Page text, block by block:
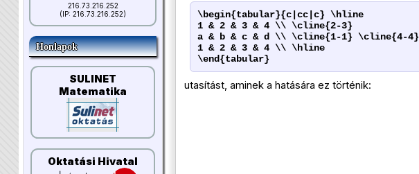
216.73.216.252
(IP: 216.73.216.252)
Honlapok
SULINET
Matematika
Oktatási Hivatal
\begin{tabular}{c|cc|c} \hline
1 & 2 & 3 & 4 \\ \cline{2-3}
a & b & c & d \\ \cline{1-1} \cline{4-4}
1 & 2 & 3 & 4 \\ \hline
\end{tabular}
utasítást, aminek a hatására ez történik: